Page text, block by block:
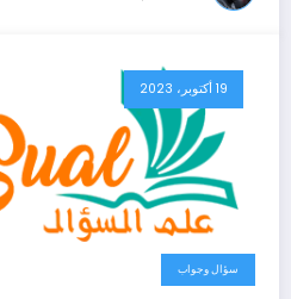
19 أكتوبر، 2023
سؤال وجواب